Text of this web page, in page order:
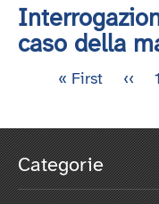
caso della
Prima
« First ‹‹ 1
Categorie